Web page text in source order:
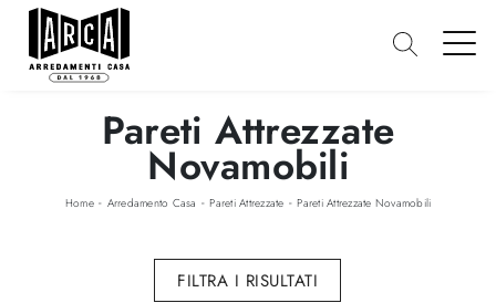
Pareti Attrezzate
Novamobili
Home- Arredamento Casa -Pareti Attrezzate -Pareti Attrezzate Novamobili
FILTRA I RISULTATI